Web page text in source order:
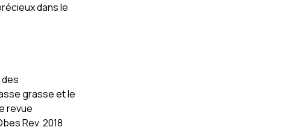
dans le
des
grasse et le
revue
Rev. 2018